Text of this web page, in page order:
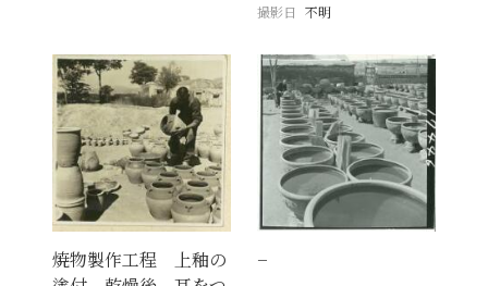
撮影日 不明
焼物製作工程 上釉の
−